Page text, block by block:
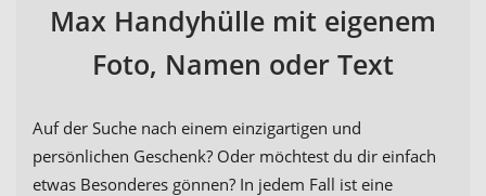
Max Handyhülle mit eigenem
Foto, Namen oder Text
Auf der Suche nach einem einzigartigen und
persönlichen Geschenk? Oder möchtest du dir einfach
etwas Besonderes gönnen? In jedem Fall ist eine